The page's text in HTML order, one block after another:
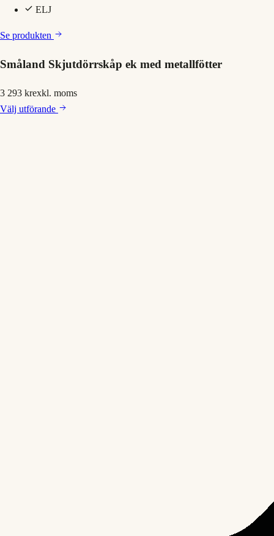
ELJ
Se produkten
Småland Skjutdörrskåp ek med metallfötter
3 293 krexkl. moms
Välj utförande